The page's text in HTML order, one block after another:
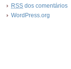
RSS dos comentários
WordPress.org